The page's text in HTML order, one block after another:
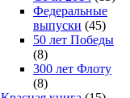
Федеральные
выпуски (45)
50 лет Победы
(8)
300 лет Флоту
(8)